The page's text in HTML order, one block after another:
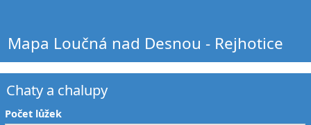
Mapa Loučná nad Desnou - Rejhotice
Chaty a chalupy
Počet lůžek